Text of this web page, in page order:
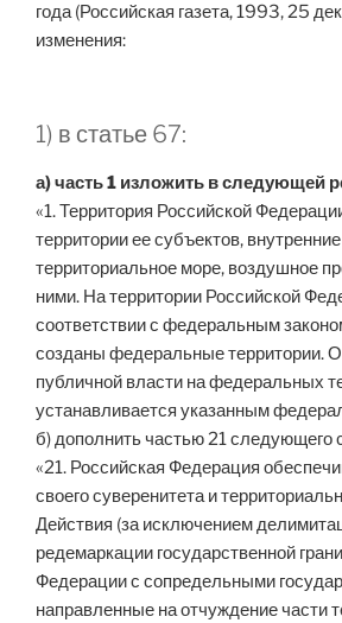
года (Российская газета, 1993, 25
изменения:
1) в статье 67:
а) часть 1 изложить в следующей
«1. Территория Российской
территории ее субъектов,
территориальное море, воздушное
ними. На территории Российской
соответствии с федеральным
созданы федеральные территории.
публичной власти на федеральных
устанавливается указанным
б) дополнить частью 21 следующего
«21. Российская Федерация
своего суверенитета и
Действия (за исключением
редемаркации государственной
Федерации с сопредельными
направленные на отчуждение части